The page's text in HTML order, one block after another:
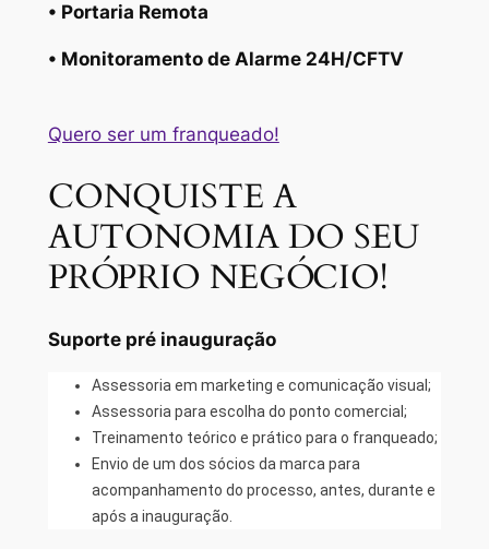
• Portaria Remota
• Monitoramento de Alarme 24H/CFTV
Quero ser um franqueado!
CONQUISTE A
AUTONOMIA DO SEU
PRÓPRIO NEGÓCIO!
Suporte pré inauguração
Assessoria em marketing e comunicação visual;
Assessoria para escolha do ponto comercial;
Treinamento teórico e prático para o franqueado;
Envio de um dos sócios da marca para
acompanhamento do processo, antes, durante e
após a inauguração.